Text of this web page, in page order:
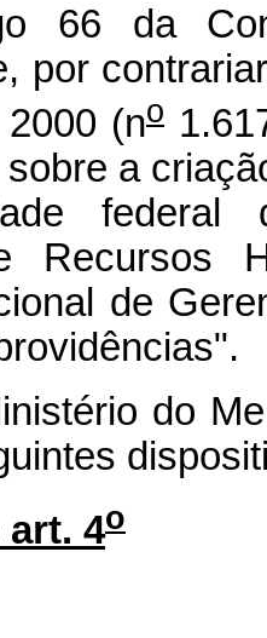
66 da
por
(no
a
federal
Recursos
de
do
art. 4o